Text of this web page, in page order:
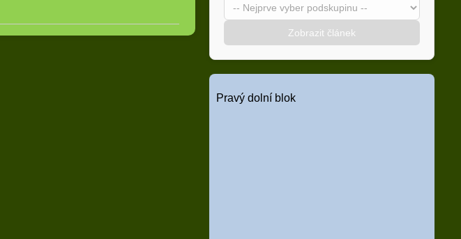
Zobrazit článek
Pravý dolní blok